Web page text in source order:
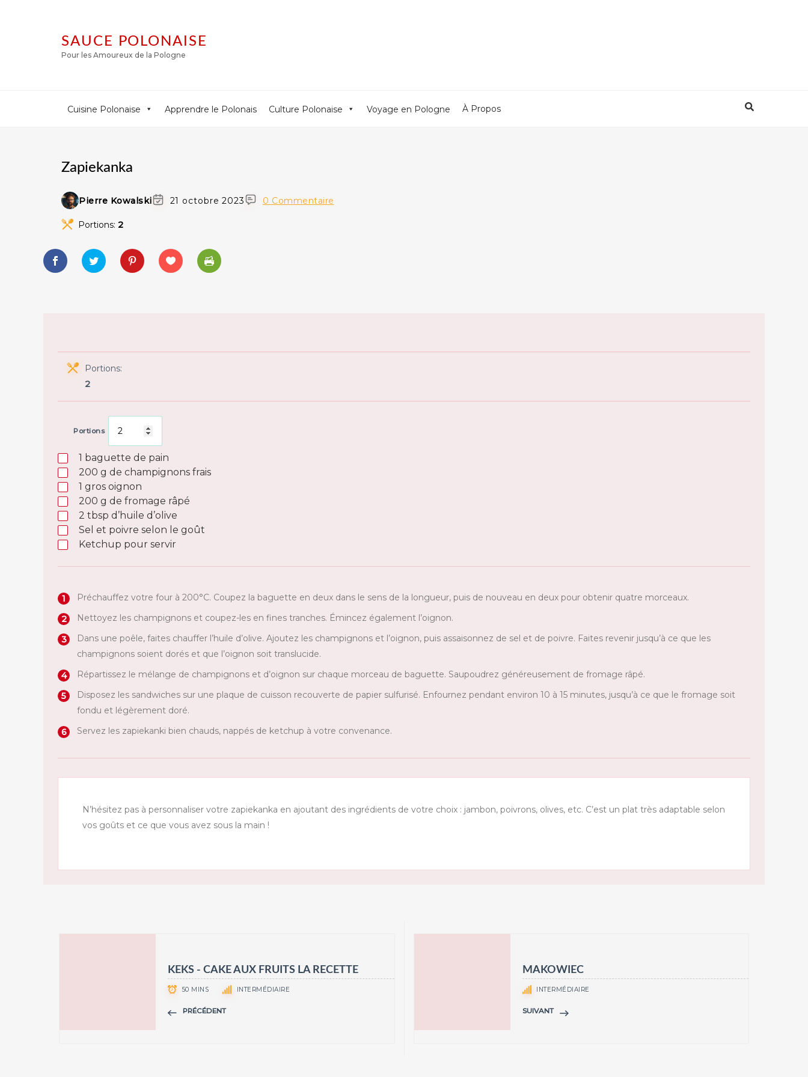
SAUCE POLONAISE
Pour les Amoureux de la Pologne
Cuisine Polonaise Apprendre le Polonais Culture Polonaise Voyage en Pologne À Propos
Zapiekanka
Pierre Kowalski 21 octobre 2023 0 Commentaire
Portions: 2
Portions:
2
Portions
1 baguette de pain
200 g de champignons frais
1 gros oignon
200 g de fromage râpé
2 tbsp d’huile d’olive
Sel et poivre selon le goût
Ketchup pour servir
Préchauffez votre four à 200°C. Coupez la baguette en deux dans le sens de la longueur, puis de nouveau en deux pour obtenir quatre morceaux.
Nettoyez les champignons et coupez-les en fines tranches. Émincez également l’oignon.
Dans une poêle, faites chauffer l’huile d’olive. Ajoutez les champignons et l’oignon, puis assaisonnez de sel et de poivre. Faites revenir jusqu’à ce que les
champignons soient dorés et que l’oignon soit translucide.
Répartissez le mélange de champignons et d’oignon sur chaque morceau de baguette. Saupoudrez généreusement de fromage râpé.
Disposez les sandwiches sur une plaque de cuisson recouverte de papier sulfurisé. Enfournez pendant environ 10 à 15 minutes, jusqu’à ce que le fromage soit
fondu et légèrement doré.
Servez les zapiekanki bien chauds, nappés de ketchup à votre convenance.
N’hésitez pas à personnaliser votre zapiekanka en ajoutant des ingrédients de votre choix : jambon, poivrons, olives, etc. C’est un plat très adaptable selon
vos goûts et ce que vous avez sous la main !
KEKS - CAKE AUX FRUITS LA RECETTE
50 MINS INTERMÉDIAIRE
PRÉCÉDENT
MAKOWIEC
INTERMÉDIAIRE
SUIVANT